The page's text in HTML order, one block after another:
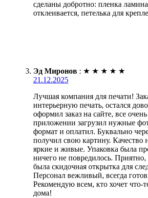
сделаны добротно: пленка
отклеивается, петелька для
Эд Миронов : ★ ★ ★ ★ ★
21.12.2025
Лучшая компания для печати!
интерьерную печать, остался
оформил заказ на сайте, все
приложении загрузил нужные
формат и оплатил. Буквально
получил свою картину. Качество
яркие и живые. Упаковка была
ничего не повредилось. Приятно,
была скидочная открытка для
Персонал вежливый, всегда
Рекомендую всем, кто хочет что-
дома!